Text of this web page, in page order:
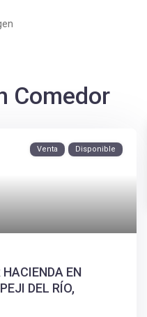
Comedor
Venta Disponible
EN
DEL RÍO,